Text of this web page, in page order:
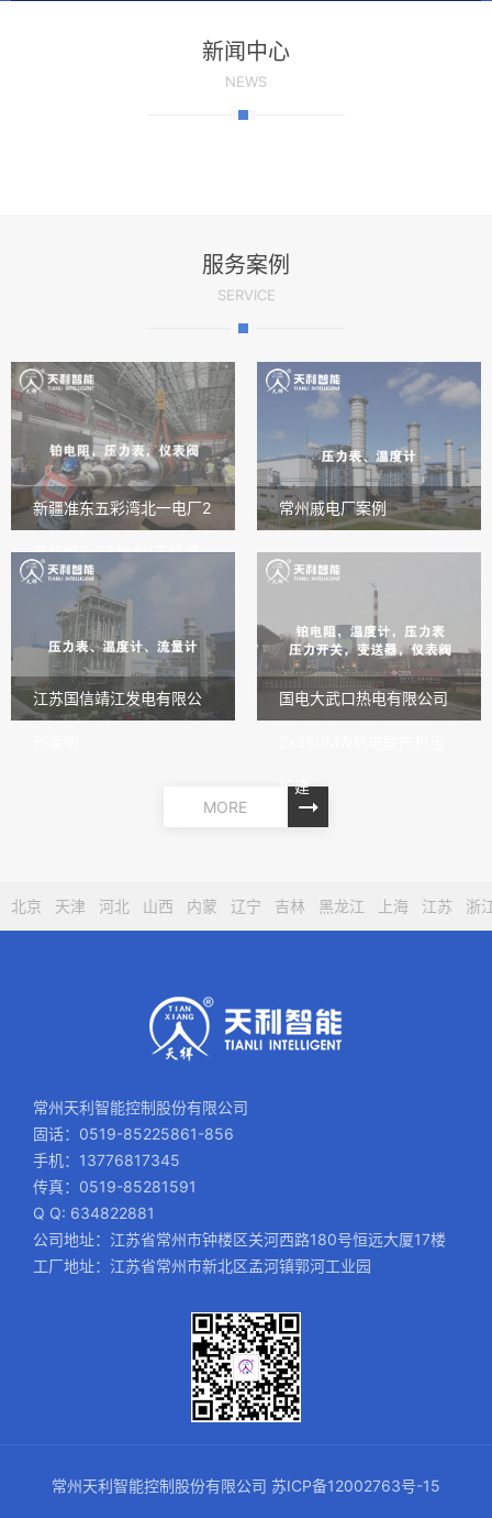
新闻中心
NEWS
服务案例
SERVICE
新疆准东五彩湾北一电厂2
号机组2*660MW工程凝
常州戚电厂案例
江苏国信靖江发电有限公 国电大武口热电有限公司
扩建
MORE
北京 天津 河北 山西 内蒙 辽宁 吉林 黑龙江 上海 江苏 浙
常州天利智能控制股份有限公司
固话：0519-85225861-856
手机：13776817345
传真：0519-85281591
Q Q: 634822881
公司地址：江苏省常州市钟楼区关河西路180号恒远大厦17楼
工厂地址：江苏省常州市新北区孟河镇郭河工业园
常州天利智能控制股份有限公司 苏ICP备12002763号-15